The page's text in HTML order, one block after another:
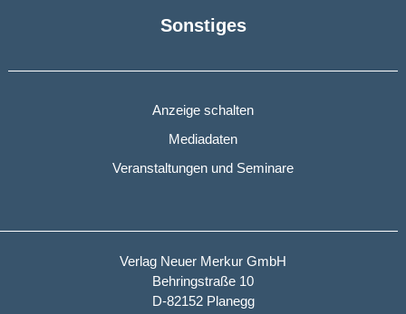
Sonstiges
Anzeige schalten
Mediadaten
Veranstaltungen und Seminare
Verlag Neuer Merkur GmbH
Behringstraße 10
D-82152 Planegg